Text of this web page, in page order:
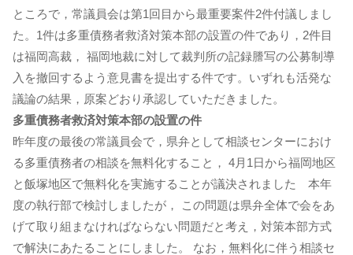
ところで，常議員会は第1回目から最重要案件2件付議しまし
た。1件は多重債務者救済対策本部の設置の件であり，2件目
は福岡高裁， 福岡地裁に対して裁判所の記録謄写の公募制導
入を撤回するよう意見書を提出する件です。いずれも活発な
議論の結果，原案どおり承認していただきました。
多重債務者救済対策本部の設置の件
昨年度の最後の常議員会で，県弁として相談センターにおけ
る多重債務者の相談を無料化すること， 4月1日から福岡地区
と飯塚地区で無料化を実施することが議決されました 本年
度の執行部で検討しましたが， この問題は県弁全体で会をあ
げて取り組まなければならない問題だと考え，対策本部方式
で解決にあたることにしました。 なお，無料化に伴う相談セ